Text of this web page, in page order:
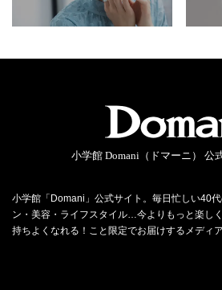
小学館 Domani（ドマーニ） 公
小学館「Domani」公式サイト。毎日忙しい40
ン・美容・ライフスタイル…今よりもっと楽し
持ちよくなれる！こと限定でお届けするメディア